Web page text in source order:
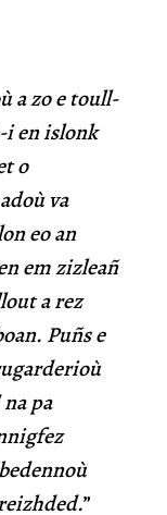
a zo e toull-
i en islonk
o
va
eo an
em zizleañ
a rez
Puñs e
pa
”